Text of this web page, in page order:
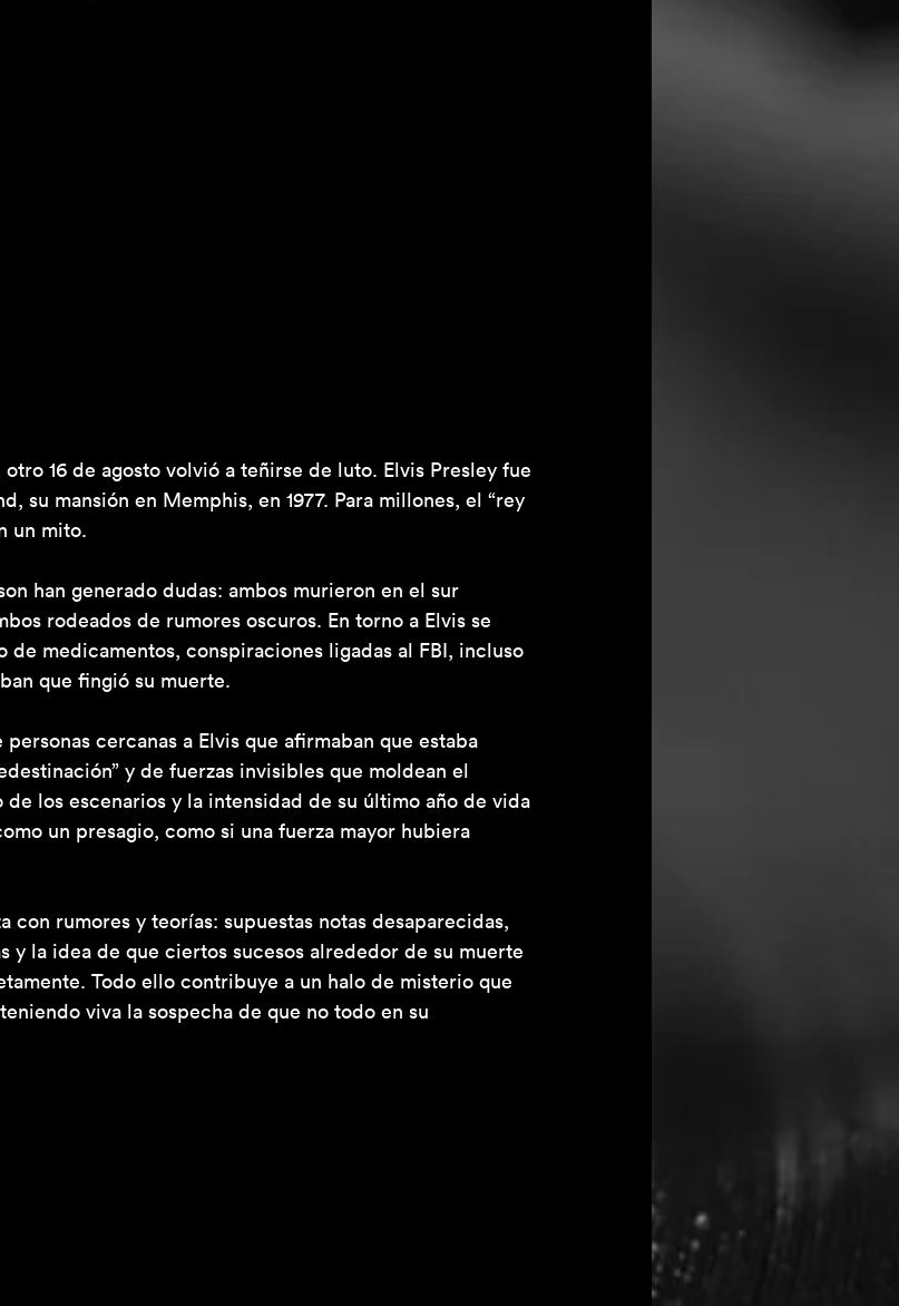
16 de agosto volvió a teñirse de luto. Elvis Presley fue
su mansión en Memphis, en 1977. Para millones, el “rey
un mito.
han generado dudas: ambos murieron en el sur
rodeados de rumores oscuros. En torno a Elvis se
de medicamentos, conspiraciones ligadas al FBI, incluso
que fingió su muerte.
cercanas a Elvis que afirmaban que estaba
y de fuerzas invisibles que moldean el
los escenarios y la intensidad de su último año de vida
un presagio, como si una fuerza mayor hubiera
con rumores y teorías: supuestas notas desaparecidas,
y la idea de que ciertos sucesos alrededor de su muerte
Todo ello contribuye a un halo de misterio que
viva la sospecha de que no todo en su